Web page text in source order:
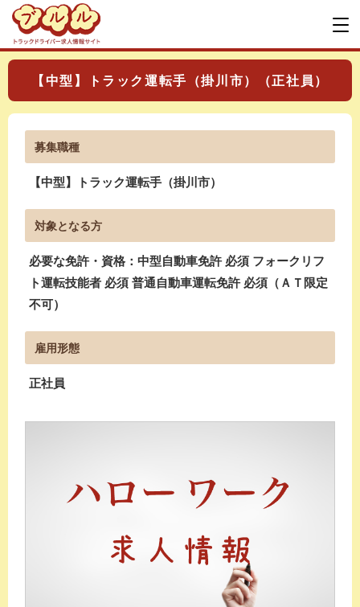
【中型】トラック運転手（掛川市）（正社員）
募集職種
【中型】トラック運転手（掛川市）
対象となる方
必要な免許・資格：中型自動車免許 必須 フォークリフ
ト運転技能者 必須 普通自動車運転免許 必須（ＡＴ限定
不可）
雇用形態
正社員